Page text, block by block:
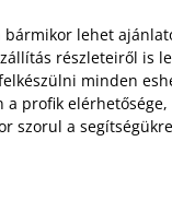
bármikor lehet
részleteiről is
minden
a profik
szorul a